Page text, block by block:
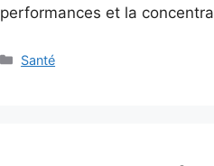
performances et la
Categories
Santé